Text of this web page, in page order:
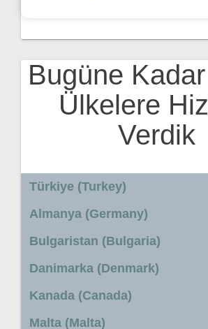
Bugüne
Ülkelere
Verdik
Türkiye (Turkey)
Almanya (Germany)
Bulgaristan (Bulgaria)
Danimarka (Denmark)
Kanada (Canada)
Malta (Malta)